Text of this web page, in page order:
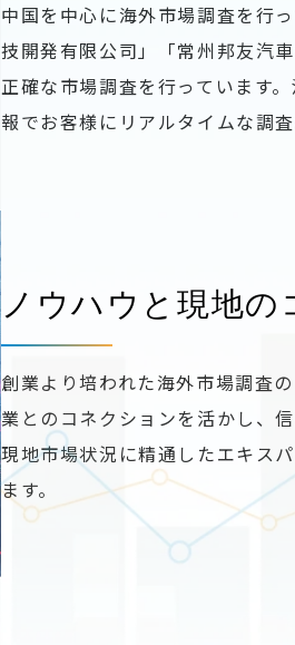
中国を中心に海外市場調査を行
技開発有限公司」「常州邦友汽
正確な市場調査を行っています
報でお客様にリアルタイムな調査
ノウハウと現地の
創業より培われた海外市場調査
業とのコネクションを活かし、
現地市場状況に精通したエキス
ます。